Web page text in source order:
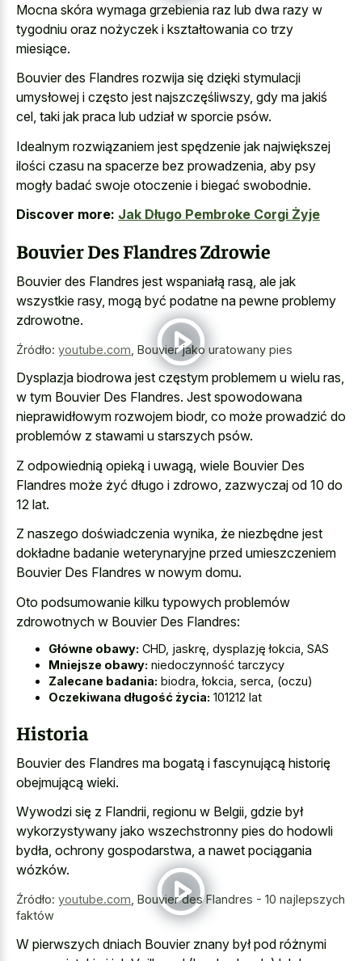
Mocna skóra wymaga grzebienia raz lub dwa razy w
tygodniu oraz nożyczek i kształtowania co trzy
miesiące.
Bouvier des Flandres rozwija się dzięki stymulacji
umysłowej i często jest najszczęśliwszy, gdy ma jakiś
cel, taki jak praca lub udział w sporcie psów.
Idealnym rozwiązaniem jest spędzenie jak największej
ilości czasu na spacerze bez prowadzenia, aby psy
mogły badać swoje otoczenie i biegać swobodnie.
Discover more: Jak Długo Pembroke Corgi Żyje
Bouvier Des Flandres Zdrowie
Bouvier des Flandres jest wspaniałą rasą, ale jak
wszystkie rasy, mogą być podatne na pewne problemy
zdrowotne.
Źródło: youtube.com Bouvier jako uratowany pies
Dysplazja biodrowa jest częstym problemem u wielu ras,
w tym Bouvier Des Flandres. Jest spowodowana
nieprawidłowym rozwojem biodr, co może prowadzić do
problemów z stawami u starszych psów.
Z odpowiednią opieką i uwagą, wiele Bouvier Des
Flandres może żyć długo i zdrowo, zazwyczaj od 10 do
12 lat.
Z naszego doświadczenia wynika, że niezbędne jest
dokładne badanie weterynaryjne przed umieszczeniem
Bouvier Des Flandres w nowym domu.
Oto podsumowanie kilku typowych problemów
zdrowotnych w Bouvier Des Flandres:
Główne obawy: CHD, jaskrę, dysplazję łokcia, SAS
Mniejsze obawy: niedoczynność tarczycy
Zalecane badania: biodra, łokcia, serca, (oczu)
Oczekiwana długość życia: 101212 lat
Historia
Bouvier des Flandres ma bogatą i fascynującą historię
obejmującą wieki.
Wywodzi się z Flandrii, regionu w Belgii, gdzie był
wykorzystywany jako wszechstronny pies do hodowli
bydła, ochrony gospodarstwa, a nawet pociągania
wózków.
Źródło: youtube.com Bouvier des Flandres - 10 najlepszych
faktów
W pierwszych dniach Bouvier znany był pod różnymi